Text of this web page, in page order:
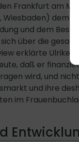
Frankfurt am
dem
und dem
über die
erklärte Ulrike
daß er
wird, und
und ihre
im